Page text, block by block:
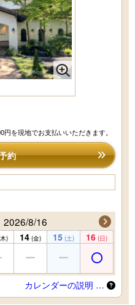
を現地でお支払いいただきます。
約
2026/8/16
) 14 (金) 15 (土) 16 (日)
カレンダーの説明 …